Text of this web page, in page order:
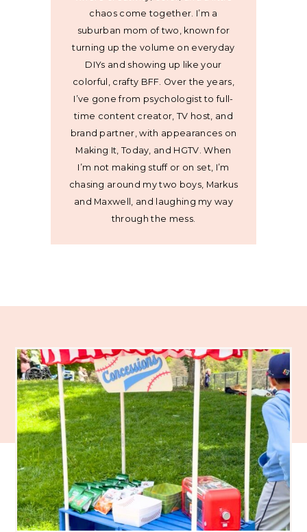
chaos come together. I’m a
suburban mom of two, known for
turning up the volume on everyday
DIYs and showing up like your
colorful, crafty BFF. Over the years,
I’ve gone from psychologist to full-
time content creator, TV host, and
brand partner, with appearances on
Making It, Today, and HGTV. When
I’m not making stuff or on set, I’m
chasing around my two boys, Markus
and Maxwell, and laughing my way
through the mess.